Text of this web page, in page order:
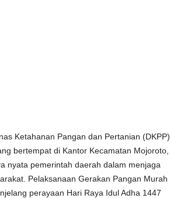
Ketahanan Pangan dan Pertanian (DKPP)
bertempat di Kantor Kecamatan Mojoroto,
nyata pemerintah daerah dalam menjaga
Pelaksanaan Gerakan Pangan Murah
perayaan Hari Raya Idul Adha 1447